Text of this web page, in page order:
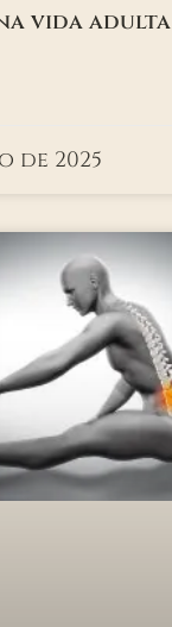
vida adulta
de 2025